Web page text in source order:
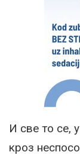
И све то се,
кроз